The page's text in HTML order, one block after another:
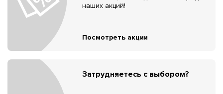
наших акций!
Посмотреть акции
Затрудняетесь с выбором?